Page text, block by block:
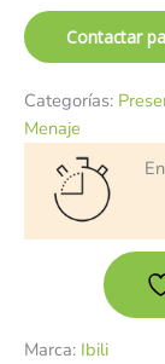
Contactar
Categorías:
Menaje
Marca: Ibili